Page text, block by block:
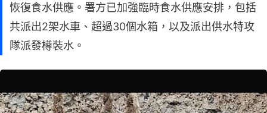
恢復食水供應。署方已加強臨時食水供應安排，包括
共派出2架水車、超過30個水箱，以及派出供水特攻
隊派發樽裝水。